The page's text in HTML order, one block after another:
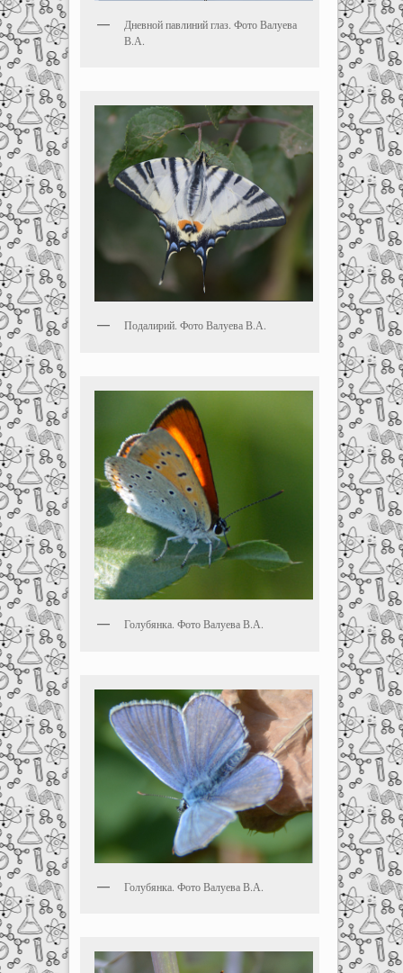
Дневной павлиний глаз. Фото Валуева
В.А.
Подалирий. Фото Валуева В.А.
Голубянка. Фото Валуева В.А.
Голубянка. Фото Валуева В.А.